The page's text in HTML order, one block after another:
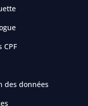
CPF
des données